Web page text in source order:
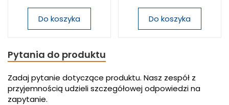
Do koszyka Do koszyka
Pytania do produktu
Zadaj pytanie dotyczące produktu. Nasz zespół z
przyjemnością udzieli szczegółowej odpowiedzi na
zapytanie.